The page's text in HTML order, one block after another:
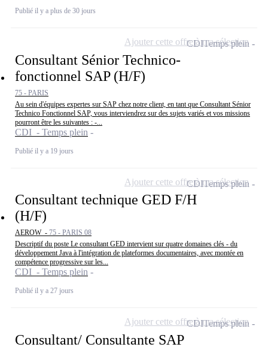
Publié il y a plus de 30 jours
Consultant Sénior Technico-
fonctionnel SAP (H/F)
75 - PARIS
Au sein d'équipes expertes sur SAP chez notre client, en tant que Consultant Sénior
Technico Fonctionnel SAP, vous interviendrez sur des sujets variés et vos missions
pourront être les suivantes : -...
CDI - Temps plein
Publié il y a 19 jours
CDITemps plein
Ajouter cette offre à ma sélection
Consultant technique GED F/H
(H/F)
AEROW - 75 - PARIS 08
Descriptif du poste Le consultant GED intervient sur quatre domaines clés - du
développement Java à l'intégration de plateformes documentaires, avec montée en
compétence progressive sur les...
CDI - Temps plein
Publié il y a 27 jours
CDITemps plein
Ajouter cette offre à ma sélection
Consultant/ Consultante SAP
CDITemps plein
Ajouter cette offre à ma sélection